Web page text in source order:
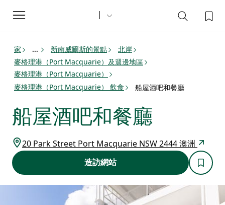
Toggle
navigation
家 ... 新南威爾斯的景點
北岸
麥格理港（Port Macquarie）及週邊地區
麥格理港（Port Macquarie）
麥格理港（Port Macquarie） 飲食
船屋酒吧和餐廳
船屋酒吧和餐廳
20 Park Street Port Macquarie NSW 2444 澳洲
造訪網站